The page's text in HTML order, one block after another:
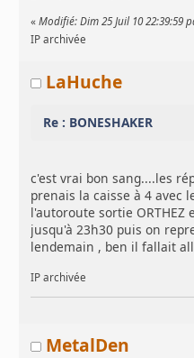
«Modifié: Dim 25 Juil 10 22:39:59
IP archivée
LaHuche
Re : BONESHAKER
c'est vrai bon sang....les
prenais la caisse à 4 avec
l'autoroute sortie
jusqu'à 23h30 puis on
lendemain , ben il fallait
IP archivée
MetalDen